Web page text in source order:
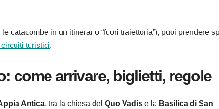
catacombe in un itinerario “fuori traiettoria”), puoi prendere
turistici.
come arrivare, biglietti, regole
Antica, tra la chiesa del Quo Vadis e la Basilica di San